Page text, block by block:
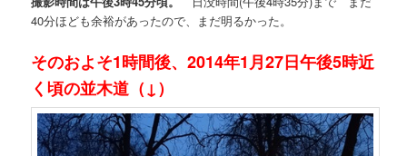
40分ほども余裕があったので、まだ明るかった。
そのおよそ1時間後、2014年1月27日午後5時近
く頃の並木道（↓）